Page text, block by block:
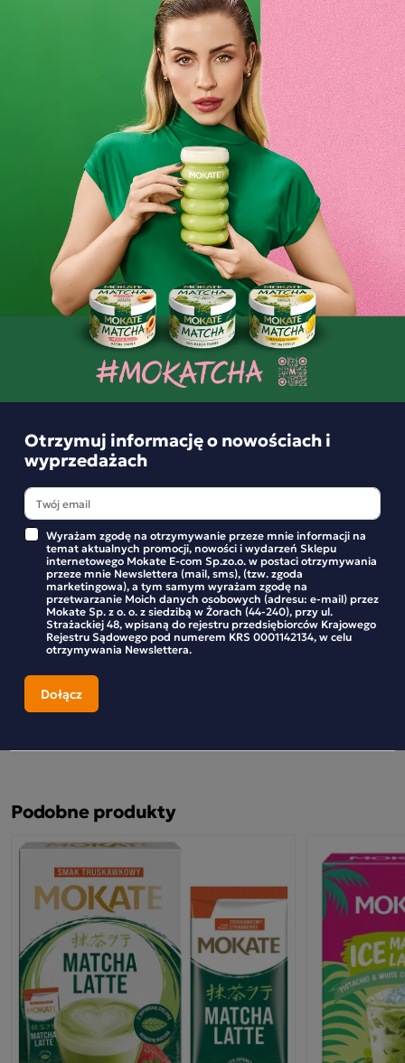
Ice Matcha Latte Coconut Mokate napój
matcha kokosowy 6 saszetek
Nasza ICE MATCHA LATTE to połączenie delikatnej zielonej
herbaty matcha z wyjątkowymi dodatkami smakowymi,
które tworzą idealny napój na lato. Lekka, kremowa i
totalnie wakacyjna! Spróbuj nowej wersji Matcha Latte
Mokate. W opakowaniu znajdziesz 6 saszetek.
Połączenie matchy i kokosa tworzy harmonijną, lekką
kompozycję idealną na lato.
Jaka jest nasza Macha Latte w wersji Ice?
subtelny smak
aksamitna tekstura
stworzona do przygotowania na zimno.
Świetnie komponuje się zarówno z klasycznym
mlekiem, jak i napojami roślinnymi.
Składniki i wartości odżywcze
Opinie o produkcie
Podobne produkty
Otrzymuj informację o nowościach i
wyprzedażach
Wyrażam zgodę na otrzymywanie przeze mnie informacji na
temat aktualnych promocji, nowości i wydarzeń Sklepu
internetowego Mokate E-com Sp.zo.o. w postaci otrzymywania
przeze mnie Newslettera (mail, sms), (tzw. zgoda
marketingowa), a tym samym wyrażam zgodę na
przetwarzanie Moich danych osobowych (adresu: e-mail) przez
Mokate Sp. z o. o. z siedzibą w Żorach (44-240), przy ul.
Strażackiej 48, wpisaną do rejestru przedsiębiorców Krajowego
Rejestru Sądowego pod numerem KRS 0001142134, w celu
otrzymywania Newslettera.